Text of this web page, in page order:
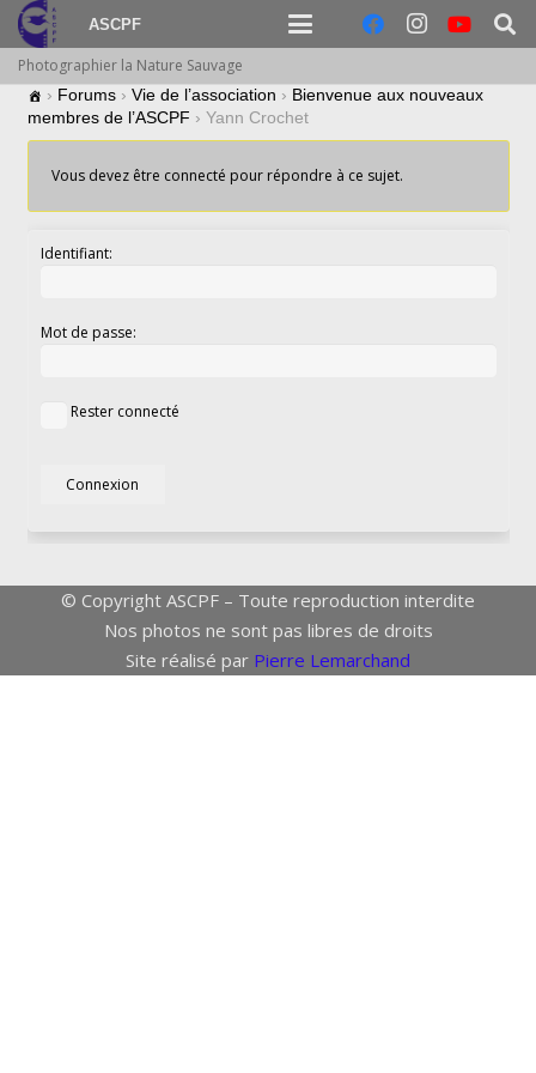
ASCPF
Photographier la Nature Sauvage
› Forums › Vie de l’association › Bienvenue aux nouveaux
membres de l’ASCPF › Yann Crochet
Vous devez être connecté pour répondre à ce sujet.
Identifiant:
Mot de passe:
Rester connecté
Connexion
© Copyright ASCPF – Toute reproduction interdite
Nos photos ne sont pas libres de droits
Site réalisé par Pierre Lemarchand